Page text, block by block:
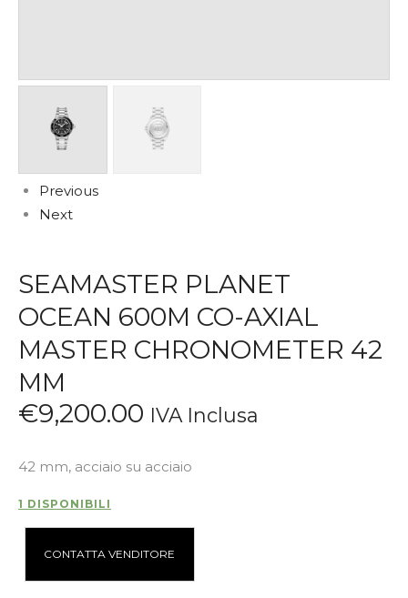
Previous
Next
SEAMASTER PLANET
OCEAN 600M CO-AXIAL
MASTER CHRONOMETER 42
MM
€9,200.00 IVA Inclusa
42 mm, acciaio su acciaio
1 DISPONIBILI
CONTATTA VENDITORE
t